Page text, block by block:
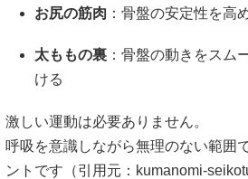
お尻の筋肉 ：骨盤の安定性を高
太ももの裏 ：骨盤の動きをスム
ける
激しい運動は必要ありません。
呼吸を意識しながら無理のない範囲
ントです（引用元： kumanomi-